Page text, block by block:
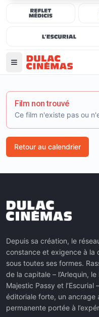
Film non trouvé
Ce film n'existe pas ou
Retour au calendrier
Depuis sa création, le
constance et exigence à la
sous toutes ses formes.
de la capitale – l’Arlequin,
Majestic Passy et
éditoriale forte, un ancrage
permanente portée à